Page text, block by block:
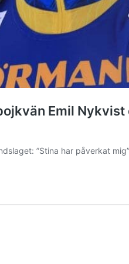
Emil
”Stina har påverkat mig”